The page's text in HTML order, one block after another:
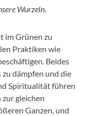
Wurzeln.
im Grünen zu
Praktiken wie
Beides
zu dämpfen und die
Spiritualität führen
gleichen
Ganzen, und